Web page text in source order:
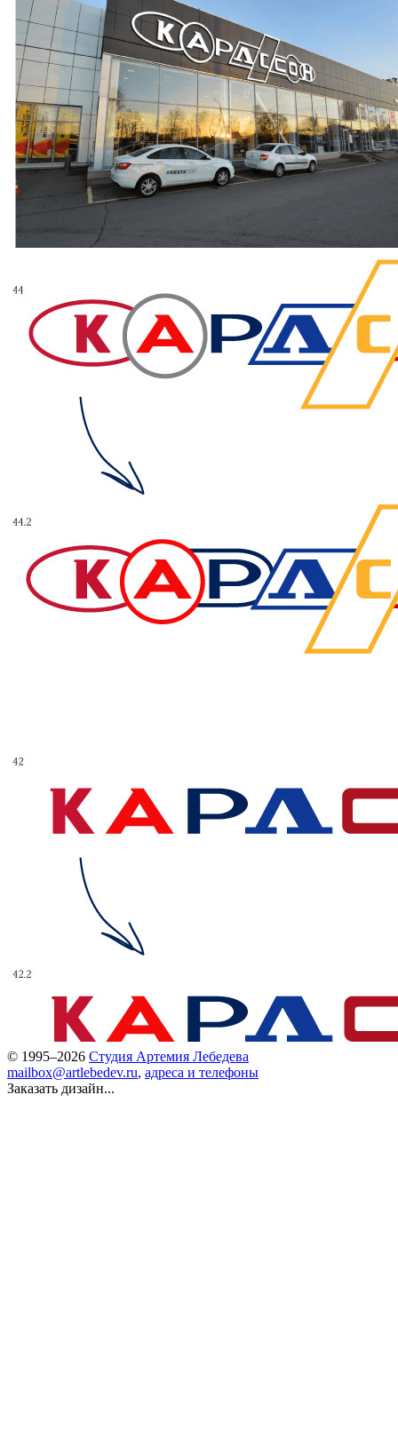
© 1995–2026 Студия Артемия Лебедева
mailbox@artlebedev.ru, адреса и телефоны
Заказать дизайн...